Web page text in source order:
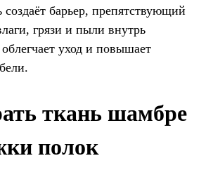
создаёт барьер, препятствующий
грязи и пыли внутрь
уход и повышает
ткань шамбре
полок